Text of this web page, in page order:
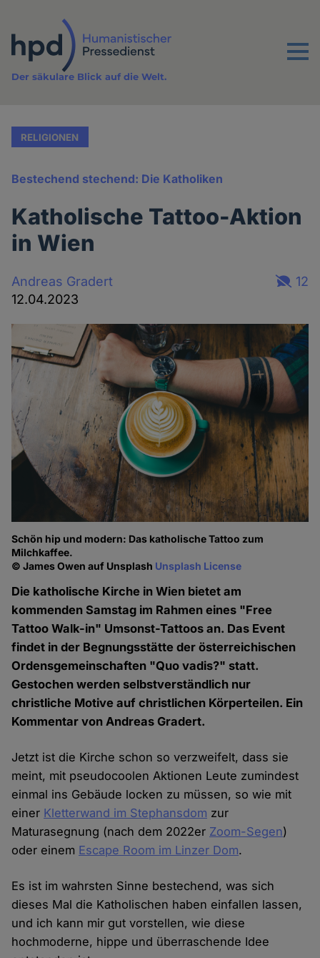
Inhalt
Menu
Der säkulare Blick auf die Welt.
RELIGIONEN
Bestechend stechend: Die Katholiken
Katholische Tattoo-Aktion
in Wien
Andreas Gradert
12.04.2023
12
Schön hip und modern: Das katholische Tattoo zum
Milchkaffee.
© James Owen auf Unsplash Unsplash License
Die katholische Kirche in Wien bietet am
kommenden Samstag im Rahmen eines "Free
Tattoo Walk-in" Umsonst-Tattoos an. Das Event
findet in der Begnungsstätte der österreichischen
Ordensgemeinschaften "Quo vadis?" statt.
Gestochen werden selbstverständlich nur
christliche Motive auf christlichen Körperteilen. Ein
Kommentar von Andreas Gradert.
Jetzt ist die Kirche schon so verzweifelt, dass sie
meint, mit pseudocoolen Aktionen Leute zumindest
einmal ins Gebäude locken zu müssen, so wie mit
einer Kletterwand im Stephansdom zur
Maturasegnung (nach dem 2022er Zoom-Segen)
oder einem Escape Room im Linzer Dom.
Es ist im wahrsten Sinne bestechend, was sich
dieses Mal die Katholischen haben einfallen lassen,
und ich kann mir gut vorstellen, wie diese
hochmoderne, hippe und überraschende Idee